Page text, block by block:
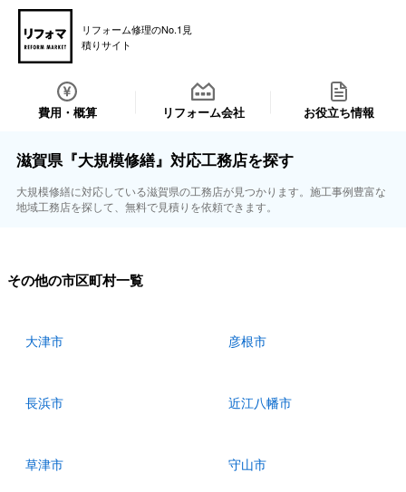
リフォーム修理のNo.1見
積りサイト
費用・概算 リフォーム会社 お役立ち情報
滋賀県『大規模修繕』対応工務店を探す
大規模修繕に対応している滋賀県の工務店が見つかります。施工事例豊富な
地域工務店を探して、無料で見積りを依頼できます。
その他の市区町村一覧
大津市 彦根市
長浜市 近江八幡市
草津市 守山市